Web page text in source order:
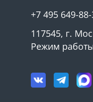
+7 495 649-
117545, г.
Режим